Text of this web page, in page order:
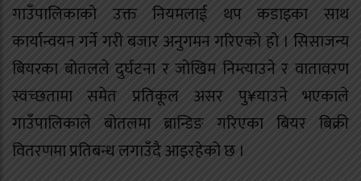
गाउँपालिकाको उक्त नियमलाई थप कडाइका साथ
कार्यान्वयन गर्ने गरी बजार अनुगमन गरिएको हो । सिसाजन्य
बियरका बोतलले दुर्घटना र जोखिम निम्त्याउने र वातावरण
स्वच्छतामा समेत प्रतिकूल असर पु¥याउने भएकाले
गाउँपालिकाले बोतलमा ब्रान्डिङ गरिएका बियर बिक्री
वितरणमा प्रतिबन्ध लगाउँदै आइरहेको छ ।